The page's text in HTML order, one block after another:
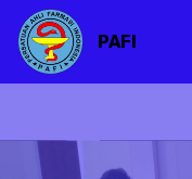
PAFI